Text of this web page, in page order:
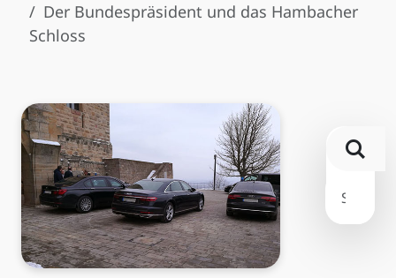
Der Bundespräsident und das Hambacher
Schloss